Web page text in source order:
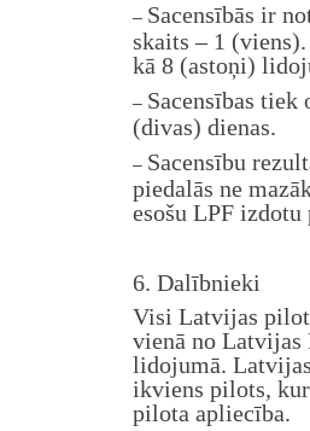
– Sacensībās ir
skaits – 1
kā 8 (astoņi)
– Sacensības
(divas) dienas.
– Sacensību
piedalās ne
esošu LPF
6. Dalībnieki
Visi Latvijas
vienā no Latvijas
lidojumā.
ikviens pilots,
pilota apliecība.